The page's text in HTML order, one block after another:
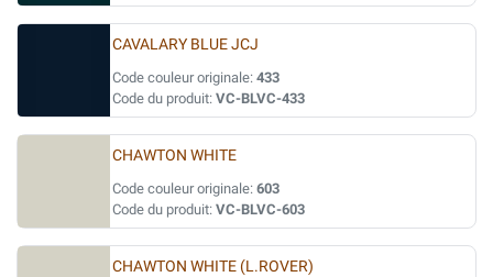
CAVALARY BLUE JCJ
Code couleur originale: 433
Code du produit: VC-BLVC-433
CHAWTON WHITE
Code couleur originale: 603
Code du produit: VC-BLVC-603
CHAWTON WHITE (L.ROVER)